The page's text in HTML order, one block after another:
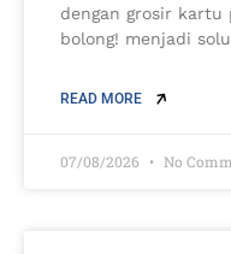
dengan grosir
bolong! menjadi
READ MORE
07/08/2026 No